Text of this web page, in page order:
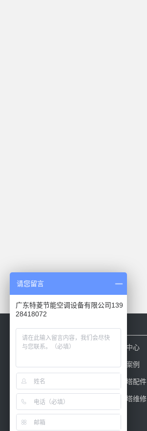
网站导航
网站首页 新闻中心
工程案例
冷却塔配件
冷却塔填料 冷却塔维修
请您留言
广东特菱节能空调设备有限公司139
28418072